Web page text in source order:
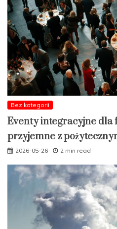
Bez kategorii
Eventy integracyjne dla
przyjemne z
2026-05-26 2 min read